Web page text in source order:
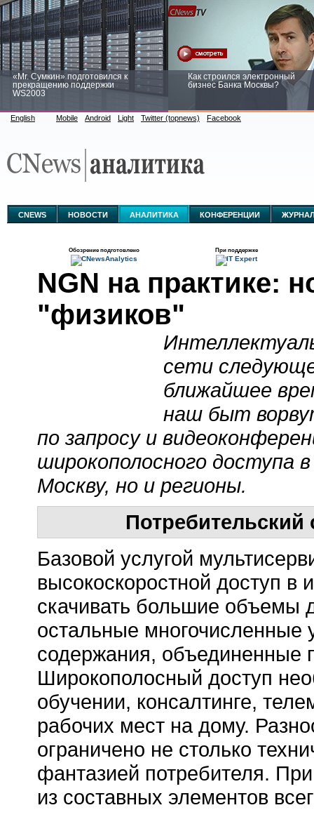
«Mr. Сумкин» подготовился к
прекращению поддержки
WS2003
Как строился электронный
бизнес Банка Москвы?
аналитике
English Mobile Android Light Twitter (topnews) Facebook
CNEWS НОВОСТИ АНАЛИТИКА КОНФЕРЕНЦИИ
Обозрение подготовлено При поддержке
NGN на практике:
"физиков"
сети
ближайшее
наш быт
по запросу и
широкополосного доступа
Москву, но и регионы.
Потребительский
Базовой услугой
высокоскоростной доступ в
скачивать большие объемы
остальные многочисленные
содержания, объединенные
Широкополосный доступ
обучении, консалтинге,
рабочих мест на дому.
ограничено не столько
фантазией потребителя.
из составных элементов